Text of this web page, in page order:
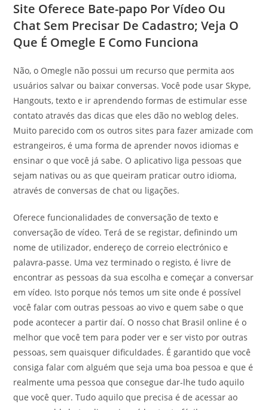
Site Oferece Bate-papo Por Vídeo Ou
Chat Sem Precisar De Cadastro; Veja O
Que É Omegle E Como Funciona
Não, o Omegle não possui um recurso que permita aos
usuários salvar ou baixar conversas. Você pode usar Skype,
Hangouts, texto e ir aprendendo formas de estimular esse
contato através das dicas que eles dão no weblog deles.
Muito parecido com os outros sites para fazer amizade com
estrangeiros, é uma forma de aprender novos idiomas e
ensinar o que você já sabe. O aplicativo liga pessoas que
sejam nativas ou as que queiram praticar outro idioma,
através de conversas de chat ou ligações.
Oferece funcionalidades de conversação de texto e
conversação de vídeo. Terá de se registar, definindo um
nome de utilizador, endereço de correio electrónico e
palavra-passe. Uma vez terminado o registo, é livre de
encontrar as pessoas da sua escolha e começar a conversar
em vídeo. Isto porque nós temos um site onde é possível
você falar com outras pessoas ao vivo e quem sabe o que
pode acontecer a partir daí. O nosso chat Brasil online é o
melhor que você tem para poder ver e ser visto por outras
pessoas, sem quaisquer dificuldades. É garantido que você
consiga falar com alguém que seja uma boa pessoa e que é
realmente uma pessoa que consegue dar-lhe tudo aquilo
que você quer. Tudo aquilo que precisa é de acessar ao